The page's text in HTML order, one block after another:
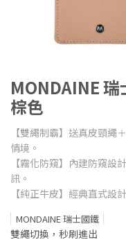
MONDAINE
棕色
【雙繩制霸】送真皮頸繩
情境。
【霧化防窺】內建防窺設
訊。
【純正牛皮】經典直式設
MONDAINE 瑞士國鐵
雙繩切換，秒刷進出